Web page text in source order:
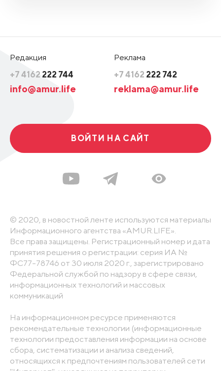
Редакция
+7 4162 222 744
info@amur.life
Реклама
+7 4162 222 742
reklama@amur.life
ВОЙТИ НА САЙТ
© 2020, в новостной ленте используются материалы
Информационного агентства «AMUR.LIFE».
Все права защищены. Регистрационный номер и дата
принятия решения о регистрации: серия ИА №
ФС77-78746 от 30 июля 2020 г., зарегистрировано
Федеральной службой по надзору в сфере связи,
информационных технологий и массовых
коммуникаций
На информационном ресурсе применяются
рекомендательные технологии (информационные
технологии предоставления информации на основе
сбора, систематизации и анализа сведений,
относящихся к предпочтениям пользователей сети